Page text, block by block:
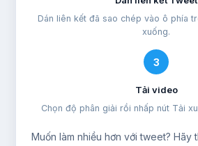
Dán liên kết đã sao chép vào ô phía
xuống.
3
Tải video
Chọn độ phân giải rồi nhấp nút Tải
Muốn làm nhiều hơn với tweet? Hãy